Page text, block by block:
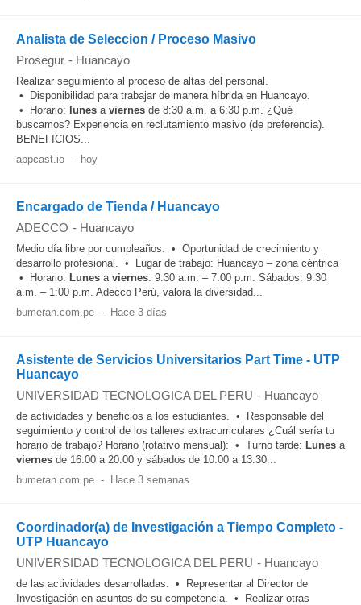
Analista de Seleccion / Proceso Masivo
Prosegur - Huancayo
Realizar seguimiento al proceso de altas del personal.
• Disponibilidad para trabajar de manera híbrida en Huancayo.
• Horario: lunes a viernes de 8:30 a.m. a 6:30 p.m. ¿Qué
buscamos? Experiencia en reclutamiento masivo (de preferencia).
BENEFICIOS...
appcast.io - hoy
Encargado de Tienda / Huancayo
ADECCO - Huancayo
Medio día libre por cumpleaños. • Oportunidad de crecimiento y
desarrollo profesional. • Lugar de trabajo: Huancayo – zona céntrica
• Horario: Lunes a viernes: 9:30 a.m. – 7:00 p.m. Sábados: 9:30
a.m. – 1:00 p.m. Adecco Perú, valora la diversidad...
bumeran.com.pe - Hace 3 días
Asistente de Servicios Universitarios Part Time - UTP
Huancayo
UNIVERSIDAD TECNOLOGICA DEL PERU - Huancayo
de actividades y beneficios a los estudiantes. • Responsable del
seguimiento y control de los talleres extracurriculares ¿Cuál sería tu
horario de trabajo? Horario (rotativo mensual): • Turno tarde: Lunes a
viernes de 16:00 a 20:00 y sábados de 10:00 a 13:30...
bumeran.com.pe - Hace 3 semanas
Coordinador(a) de Investigación a Tiempo Completo -
UTP Huancayo
UNIVERSIDAD TECNOLOGICA DEL PERU - Huancayo
de las actividades desarrolladas. • Representar al Director de
Investigación en asuntos de su competencia. • Realizar otras